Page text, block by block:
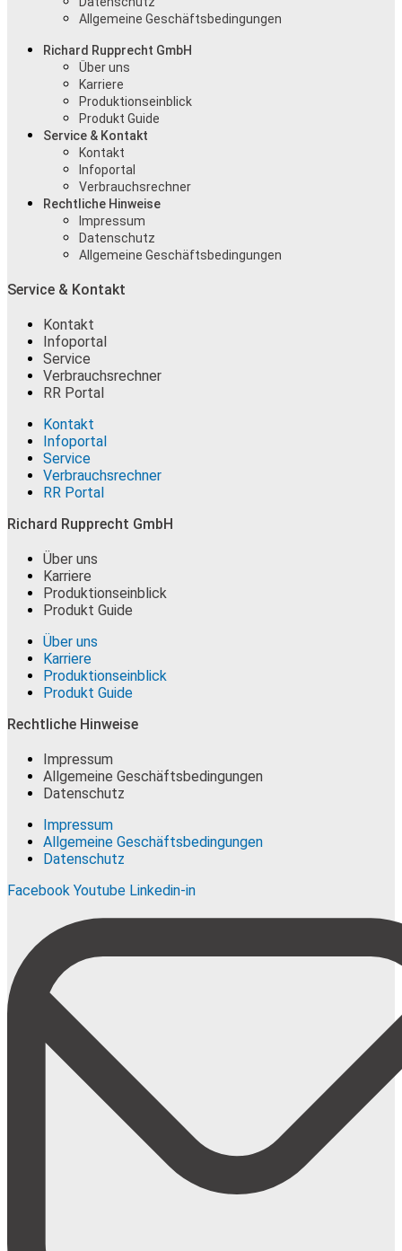
Allgemeine Geschäftsbedingungen
Richard Rupprecht GmbH
Über uns
Karriere
Produktionseinblick
Produkt Guide
Service & Kontakt
Kontakt
Infoportal
Verbrauchsrechner
Rechtliche Hinweise
Impressum
Datenschutz
Allgemeine Geschäftsbedingungen
Service & Kontakt
Kontakt
Infoportal
Service
Verbrauchsrechner
RR Portal
Kontakt
Infoportal
Service
Verbrauchsrechner
RR Portal
Richard Rupprecht GmbH
Über uns
Karriere
Produktionseinblick
Produkt Guide
Über uns
Karriere
Produktionseinblick
Produkt Guide
Rechtliche Hinweise
Impressum
Allgemeine Geschäftsbedingungen
Datenschutz
Impressum
Allgemeine Geschäftsbedingungen
Datenschutz
Facebook Youtube Linkedin-in